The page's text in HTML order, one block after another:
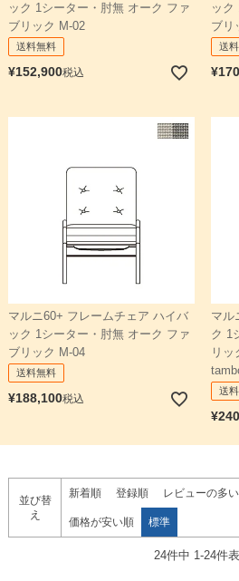
ック 1シーター・肘無 オーク ファ
ブリック M-02
送料無料
¥152,900税込
ック
ブリ
送
¥
マルニ60+ フレームチェア ハイバ
ック 1シーター・肘無 オーク ファ
ブリック M-04
送料無料
¥188,100税込
マル
ク 1
リッ
送
¥
並び替
え
新着順 登録順 レビューの多
価格が安い順 標準
24件中 1 -24件